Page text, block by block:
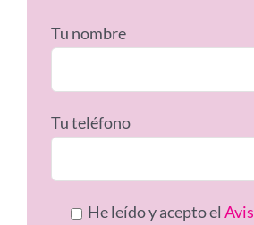
Tu nombre
Tu teléfono
He leído y acepto el